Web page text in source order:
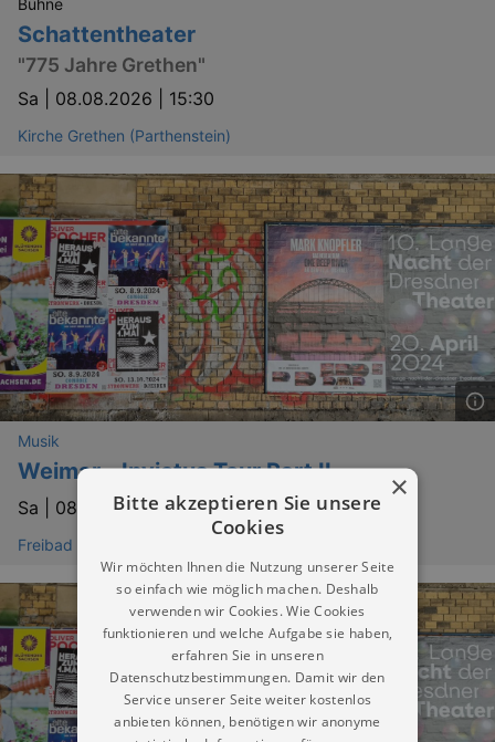
Bühne
Schattentheater
"775 Jahre Grethen"
Sa | 08.08.2026 | 15:30
Kirche Grethen (Parthenstein)
Musik
Weimar - Invictus Tour Part II
Sa | 08.08.2026 | 19:30
Freibad Sommerbad Waldenburg
×
Bitte akzeptieren Sie unsere
Cookies
Wir möchten Ihnen die Nutzung unserer Seite
so einfach wie möglich machen. Deshalb
verwenden wir Cookies. Wie Cookies
funktionieren und welche Aufgabe sie haben,
erfahren Sie in unseren
Datenschutzbestimmungen. Damit wir den
Service unserer Seite weiter kostenlos
anbieten können, benötigen wir anonyme